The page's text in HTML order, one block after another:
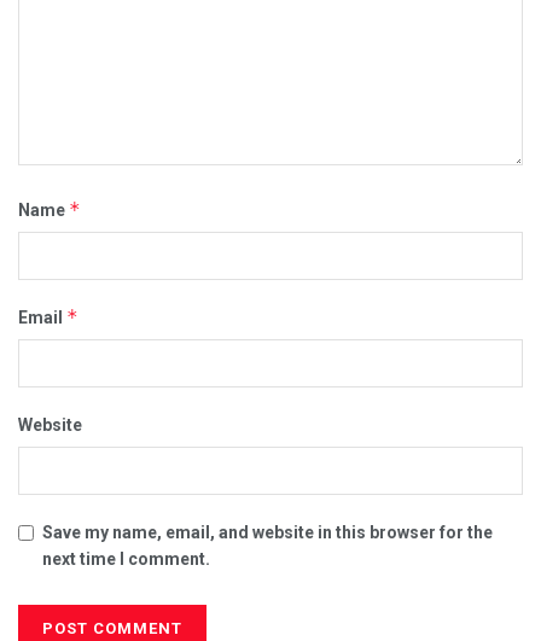
Name *
Email *
Website
Save my name, email, and website in this browser for the
next time I comment.